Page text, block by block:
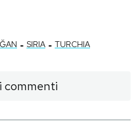
- SIRIA - TURCHIA
commenti